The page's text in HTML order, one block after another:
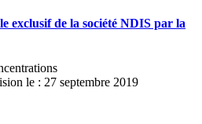
exclusif de la société NDIS par la
le : 27 septembre 2019